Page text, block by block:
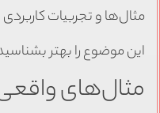
مثال‌ها و تجربیات کاربردی
این موضوع را بهتر
مثال‌های